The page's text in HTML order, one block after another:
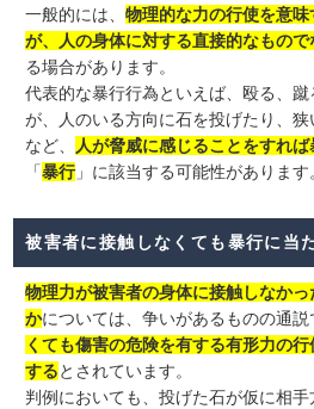
一般的には、物理的な力の行使を意
が、人の身体に対する直接的なもので
る場合があります。
代表的な暴行行為といえば、殴る、
が、人のいる方向に石を投げたり、
など、
人が脅威に感じることをすれば
「暴行」に該当する可能性があります
被害者に接触しなくても暴行に当
物理力が被害者の身体に接触しなか
かについては、争いがあるものの通説
くても傷害の危険を有する有形力の行
するとされています。
判例においても、投げた石が仮に相